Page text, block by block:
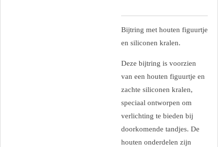
Bijtring met houten figuurtje
en siliconen kralen.
Deze bijtring is voorzien
van een houten figuurtje en
zachte siliconen kralen,
speciaal ontworpen om
verlichting te bieden bij
doorkomende tandjes. De
houten onderdelen zijn